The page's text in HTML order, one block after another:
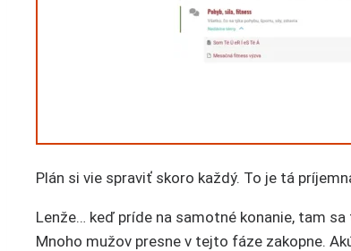
Plán si vie spraviť skoro každý. To je tá
Lenže… keď príde na samotné konanie, tam
Mnoho mužov presne v tejto fáze zakopne.